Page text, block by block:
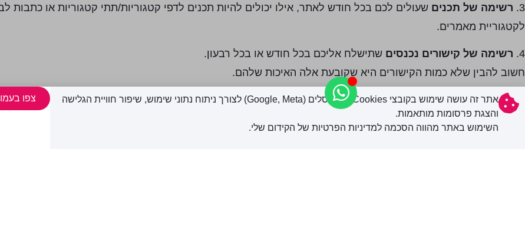
3. רשימה של תכנים שעולים לכם בכל חודש לאתר, אילו יכולים להיות תכנים לדפי קטגוריות/תתי קטגוריות או כתבות
לקטגוריית מאמרים.
4. רשימה של קישורים נכנסים שתישלח אליכם בכל חודש או בכל רבעון.
חשוב להבין שלא כמות הקישורים היא שקובעת אלה האיכות שלהם.
דוח טראפיק לאתר שלכם– דוח שמופק מגוגל אנליטיקס שמסכם את כמות הכניסות לאתר שלכם ממקורות שונים.
כניסות ממקורות כגון: גוגל, פייסבוק, אינסטגרם, אתרים חיצוניים שיש בהם קישור לאתר שלכם, פורטלים ברשת ועוד…
אתר זה עושה שימוש בקובצי Cookies ובפיקסלים (Google, Meta) לצורך ניתוח נתוני שימוש, שיפור חוויית הגלישה
והצגת פרסומות מותאמות.
השימוש באתר מהווה הסכמה למדיניות הפרטיות של הקידום שלי.
צפו